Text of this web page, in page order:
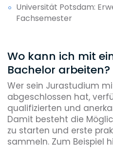
Universität Potsdam:
Fachsemester
Wo kann ich mit
Bachelor arbeiten?
Wer sein Jurastudium
abgeschlossen hat,
qualifizierten und
Damit besteht die
zu starten und erste
sammeln. Zum Beispiel